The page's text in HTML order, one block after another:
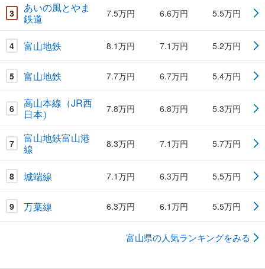
3
あいの風とやま
鉄道
7.5万円 6.6万円 5.5万円
4 富山地鉄 8.1万円 7.1万円 5.2万円
5 富山地鉄 7.7万円 6.7万円 5.4万円
6
高山本線（JR西
日本）
7.8万円 6.8万円 5.3万円
7
富山地鉄富山港
線
8.3万円 7.1万円 5.7万円
8 城端線 7.1万円 6.3万円 5.5万円
9 万葉線 6.3万円 6.1万円 5.5万円
富山県の人気ランキングをみる